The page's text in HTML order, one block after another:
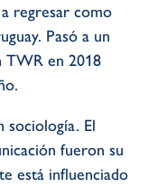
regresar como
Pasó a un
TWR en 2018
sociología. El
fueron su
está influenciado